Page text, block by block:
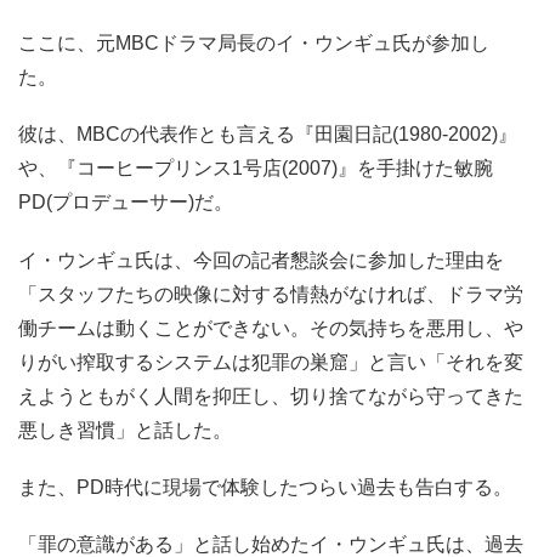
ここに、元MBCドラマ局長のイ・ウンギュ氏が参加し
た。
彼は、MBCの代表作とも言える『田園日記(1980-2002)』
や、『コーヒープリンス1号店(2007)』を手掛けた敏腕
PD(プロデューサー)だ。
イ・ウンギュ氏は、今回の記者懇談会に参加した理由を
「スタッフたちの映像に対する情熱がなければ、ドラマ労
働チームは動くことができない。その気持ちを悪用し、や
りがい搾取するシステムは犯罪の巣窟」と言い「それを変
えようともがく人間を抑圧し、切り捨てながら守ってきた
悪しき習慣」と話した。
また、PD時代に現場で体験したつらい過去も告白する。
「罪の意識がある」と話し始めたイ・ウンギュ氏は、過去